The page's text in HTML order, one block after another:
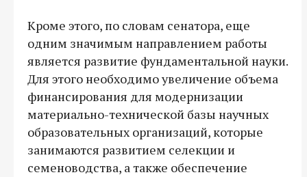
Кроме этого, по словам сенатора, еще
одним значимым направлением работы
является развитие фундаментальной науки.
Для этого необходимо увеличение объема
финансирования для модернизации
материально-технической базы научных
образовательных организаций, которые
занимаются развитием селекции и
семеноводства, а также обеспечение